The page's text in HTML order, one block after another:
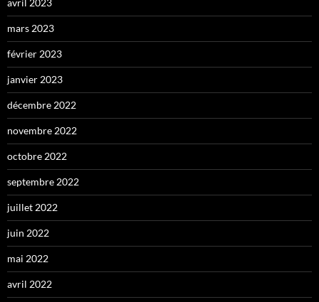
avril 2023
mars 2023
février 2023
janvier 2023
décembre 2022
novembre 2022
octobre 2022
septembre 2022
juillet 2022
juin 2022
mai 2022
avril 2022